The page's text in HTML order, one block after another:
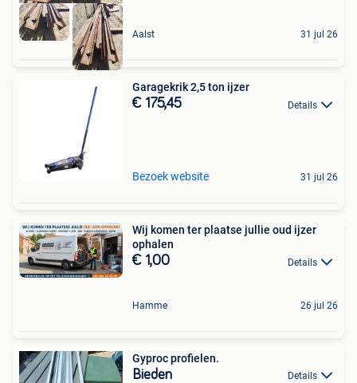
Aalst 31 jul 26
Garagekrik 2,5 ton ijzer
€ 175,45 Details
Bezoek website 31 jul 26
Wij komen ter plaatse jullie oud ijzer
ophalen
€ 1,00 Details
Hamme 26 jul 26
Gyproc profielen.
Bieden Details